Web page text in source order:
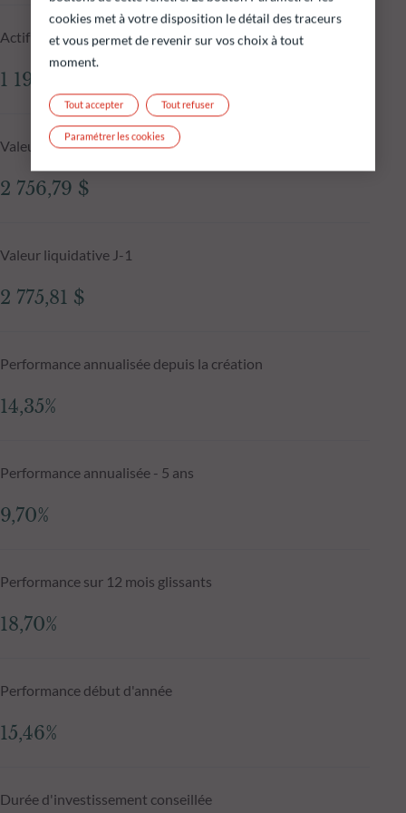
Actif net du fonds au 06.08.2026
1 197,61 M$
Valeur liquidative au 06.08.2026
2 756,79 $
Valeur liquidative J-1
2 775,81 $
Performance annualisée depuis la création
14,35%
Performance annualisée - 5 ans
9,70%
Performance sur 12 mois glissants
18,70%
Performance début d'année
15,46%
Durée d'investissement conseillée
cookies met à votre disposition le détail des traceurs
et vous permet de revenir sur vos choix à tout
moment.
Tout refuser
Tout accepter
Paramétrer les cookies